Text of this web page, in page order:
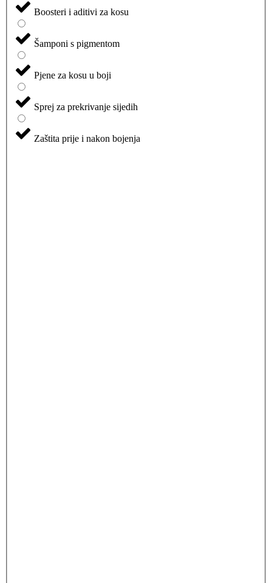
Boosteri i aditivi za kosu
Šamponi s pigmentom
Pjene za kosu u boji
Sprej za prekrivanje sijedih
Zaštita prije i nakon bojenja